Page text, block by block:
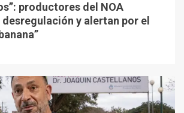
productores del NOA
y alertan por el